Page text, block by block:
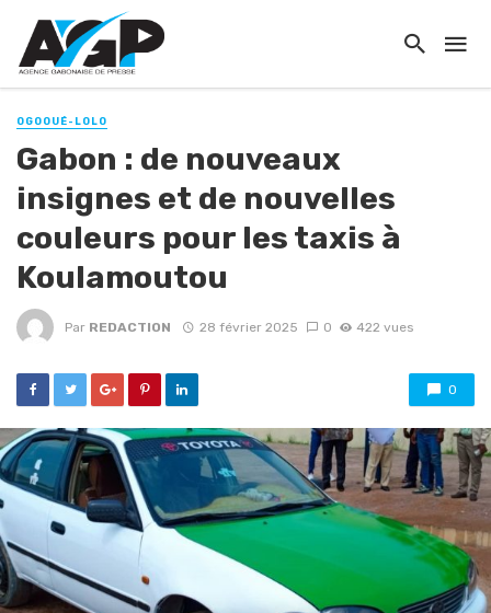
OGOOUÉ-LOLO
Gabon : de nouveaux
insignes et de nouvelles
couleurs pour les taxis à
Koulamoutou
Par REDACTION 28 février 2025 0 422 vues
0